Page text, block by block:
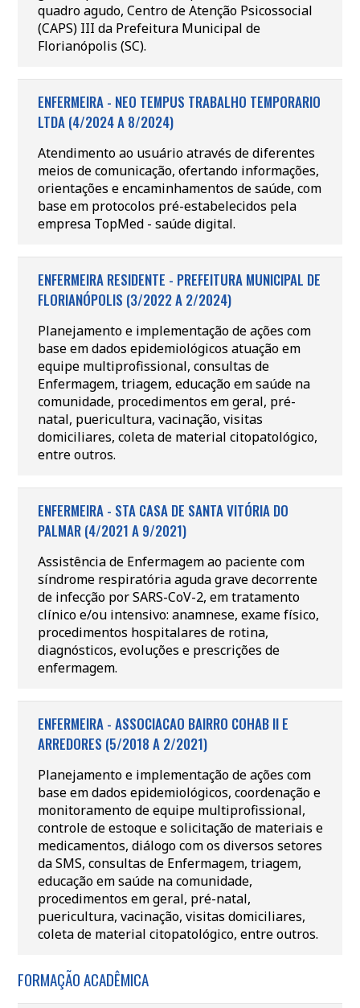
quadro agudo, Centro de Atenção Psicossocial
(CAPS) III da Prefeitura Municipal de
Florianópolis (SC).
ENFERMEIRA - NEO TEMPUS TRABALHO TEMPORARIO
LTDA (4/2024 A 8/2024)
Atendimento ao usuário através de diferentes
meios de comunicação, ofertando informações,
orientações e encaminhamentos de saúde, com
base em protocolos pré-estabelecidos pela
empresa TopMed - saúde digital.
ENFERMEIRA RESIDENTE - PREFEITURA MUNICIPAL DE
FLORIANÓPOLIS (3/2022 A 2/2024)
Planejamento e implementação de ações com
base em dados epidemiológicos atuação em
equipe multiprofissional, consultas de
Enfermagem, triagem, educação em saúde na
comunidade, procedimentos em geral, pré-
natal, puericultura, vacinação, visitas
domiciliares, coleta de material citopatológico,
entre outros.
ENFERMEIRA - STA CASA DE SANTA VITÓRIA DO
PALMAR (4/2021 A 9/2021)
Assistência de Enfermagem ao paciente com
síndrome respiratória aguda grave decorrente
de infecção por SARS-CoV-2, em tratamento
clínico e/ou intensivo: anamnese, exame físico,
procedimentos hospitalares de rotina,
diagnósticos, evoluções e prescrições de
enfermagem.
ENFERMEIRA - ASSOCIACAO BAIRRO COHAB II E
ARREDORES (5/2018 A 2/2021)
Planejamento e implementação de ações com
base em dados epidemiológicos, coordenação e
monitoramento de equipe multiprofissional,
controle de estoque e solicitação de materiais e
medicamentos, diálogo com os diversos setores
da SMS, consultas de Enfermagem, triagem,
educação em saúde na comunidade,
procedimentos em geral, pré-natal,
puericultura, vacinação, visitas domiciliares,
coleta de material citopatológico, entre outros.
FORMAÇÃO ACADÊMICA